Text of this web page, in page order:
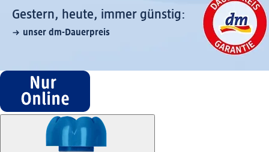
Gestern, heute, immer günstig:
unser dm-Dauerpreis